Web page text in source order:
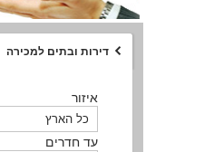
דירות ובתים למכירה
איזור
עד חדרים
איזור
עד חדרים
איזור
עד חדרים
איזור
סוג הנכס
סוג הנכס
איזור
עד חדרים
איזור
סוג הנכס